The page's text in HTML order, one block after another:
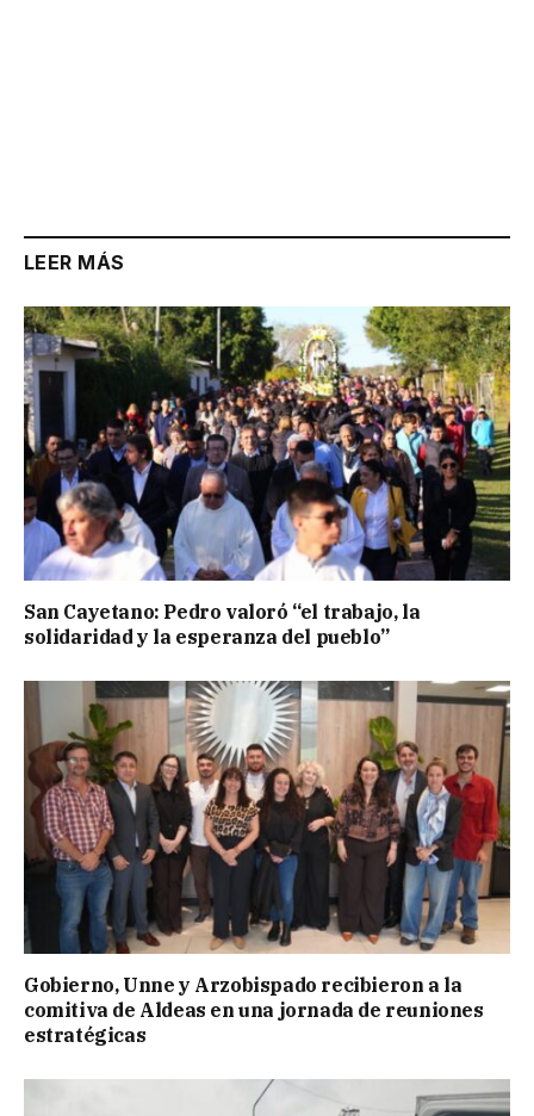
LEER MÁS
San Cayetano: Pedro valoró “el trabajo, la
solidaridad y la esperanza del pueblo”
Gobierno, Unne y Arzobispado recibieron a la
comitiva de Aldeas en una jornada de reuniones
estratégicas